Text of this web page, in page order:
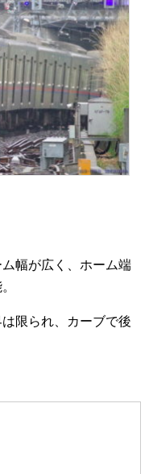
幅が広く、ホーム端
限られ、カーブで後